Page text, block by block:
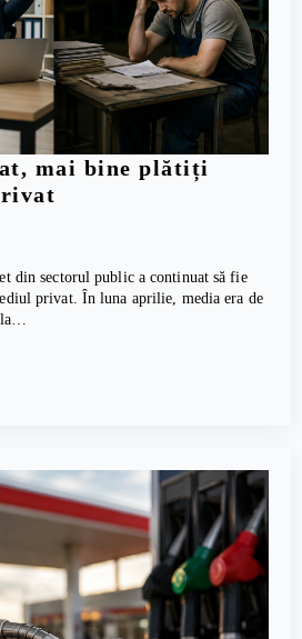
mai bine plătiți
din sectorul public a continuat să fie
privat. În luna aprilie, media era de